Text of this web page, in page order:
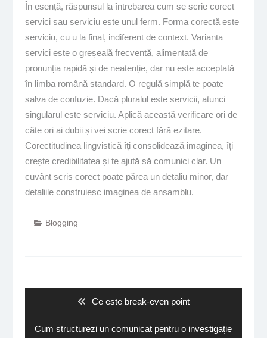
În esență, răspunsul la întrebarea cum se scrie corect
servici sau serviciu este unul ferm. Forma corectă este
serviciu, cu u la final, indiferent de context. Varianta
servici este o greșeală frecventă, alimentată de
pronunția rapidă și de neatenție, dar nu este acceptată
în limba română standard. O regulă simplă te poate
salva de confuzie. Dacă pluralul este servicii, atunci
singularul este serviciu. Aplică această verificare ori de
câte ori ai dubii și vei scrie corect fără ezitare.
Corectitudinea lingvistică îți consolidează imaginea, îți
crește credibilitatea și te ajută să comunici clar. Un
cuvânt scris corect poate părea un detaliu minor, dar
detaliile construiesc imaginea de ansamblu.
Blogging
Previous
Ce este break-even point
Next
Cum structurezi un comunicat pentru o investigație